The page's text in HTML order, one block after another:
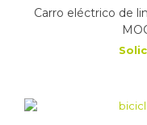
Carro eléctrico de